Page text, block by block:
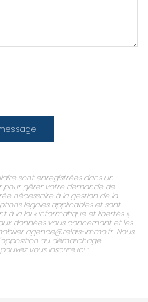
sont enregistrées dans un
pour gérer votre demande de
nécessaire à la gestion de la
légales applicables et sont
à la loi « informatique et libertés »,
données vous concernant et les
agence@relais-immo.fr. Nous
au démarchage
vous inscrire ici :